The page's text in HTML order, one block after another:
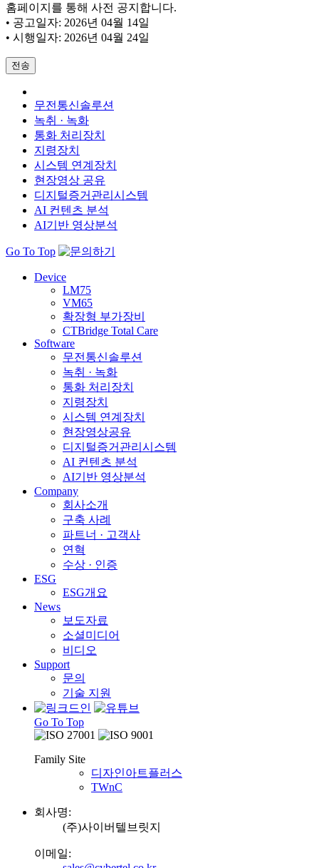
홈페이지를 통해 사전 공지합니다.
• 공고일자: 2026년 04월 14일
• 시행일자: 2026년 04월 24일
전송
무전통신솔루션
녹취 · 녹화
통화 처리장치
지령장치
시스템 연계장치
현장영상 공유
디지털증거관리시스템
AI 컨텐츠 분석
AI기반 영상분석
Go To Top
Device
LM75
VM65
확장형 부가장비
CTBridge Total Care
Software
무전통신솔루션
녹취 · 녹화
통화 처리장치
지령장치
시스템 연계장치
현장영상공유
디지털증거관리시스템
AI 컨텐츠 분석
AI기반 영상분석
Company
회사소개
구축 사례
파트너 · 고객사
연혁
수상 · 인증
ESG
ESG개요
News
보도자료
소셜미디어
비디오
Support
문의
기술 지원
Go To Top
Family Site
디자인아트플러스
TWnC
회사명:
(주)사이버텔브릿지
이메일: